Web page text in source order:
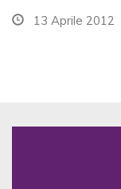
13 Aprile 2012